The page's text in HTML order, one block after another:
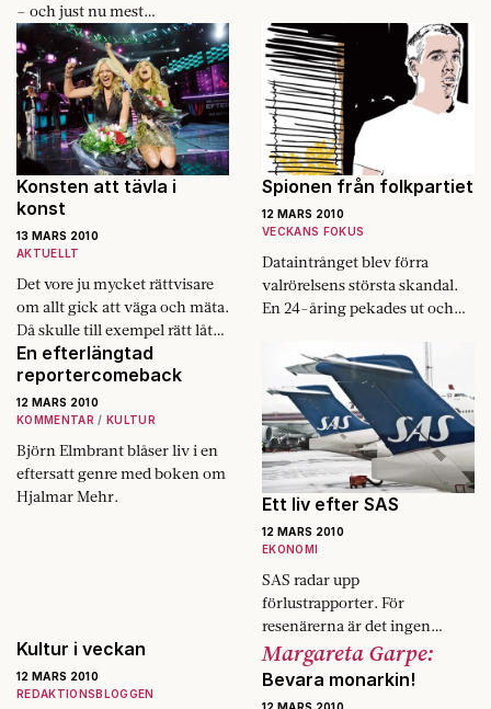
– och just nu mest
kontroversiella – kommun­
politiker. En stadsminister.
Det 66-åriga social­
demokratiska kommunalrådet
sitter nu på…
Konsten att tävla i
konst
13 MARS 2010
AKTUELLT
Det vore ju mycket rättvisare
om allt gick att väga och mäta.
Då skulle till exempel rätt låt
vinna i Melodifestivalen.
Spionen från folkpartiet
12 MARS 2010
VECKANS FOKUS
Dataintrånget blev förra
valrörelsens största ­skandal.
En 24-åring pekades ut och
egentligen Per ­Jodenius? Är
det troligt att inga andra
visste? Fokus politikredaktör
Torbjörn Nilsson har i en
kommande bok grävt i
politiska skandaler. Här är ett
utdrag ur »De omänskliga«.
En efterlängtad
reportercomeback
12 MARS 2010
KOMMENTAR
KULTUR
Björn Elmbrant blåser liv i en
eftersatt genre med boken om
Hjalmar Mehr.
Ett liv efter SAS
12 MARS 2010
EKONOMI
SAS radar upp
förlustrapporter. För
resenärerna är det ingen
katastrof om bolaget går i
konkurs.
Kultur i veckan
12 MARS 2010
REDAKTIONSBLOGGEN
Margareta Garpe:
Bevara monarkin!